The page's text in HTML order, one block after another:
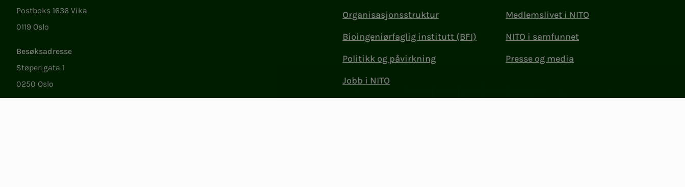
Postboks 1636 Vika
0119 Oslo
Besøksadresse
Støperigata 1
0250 Oslo
Organisasjonsstruktur
Bioingeniørfaglig institutt (BFI)
Politikk og påvirkning
Jobb i NITO
Medlemslivet i NITO
NITO i samfunnet
Presse og media